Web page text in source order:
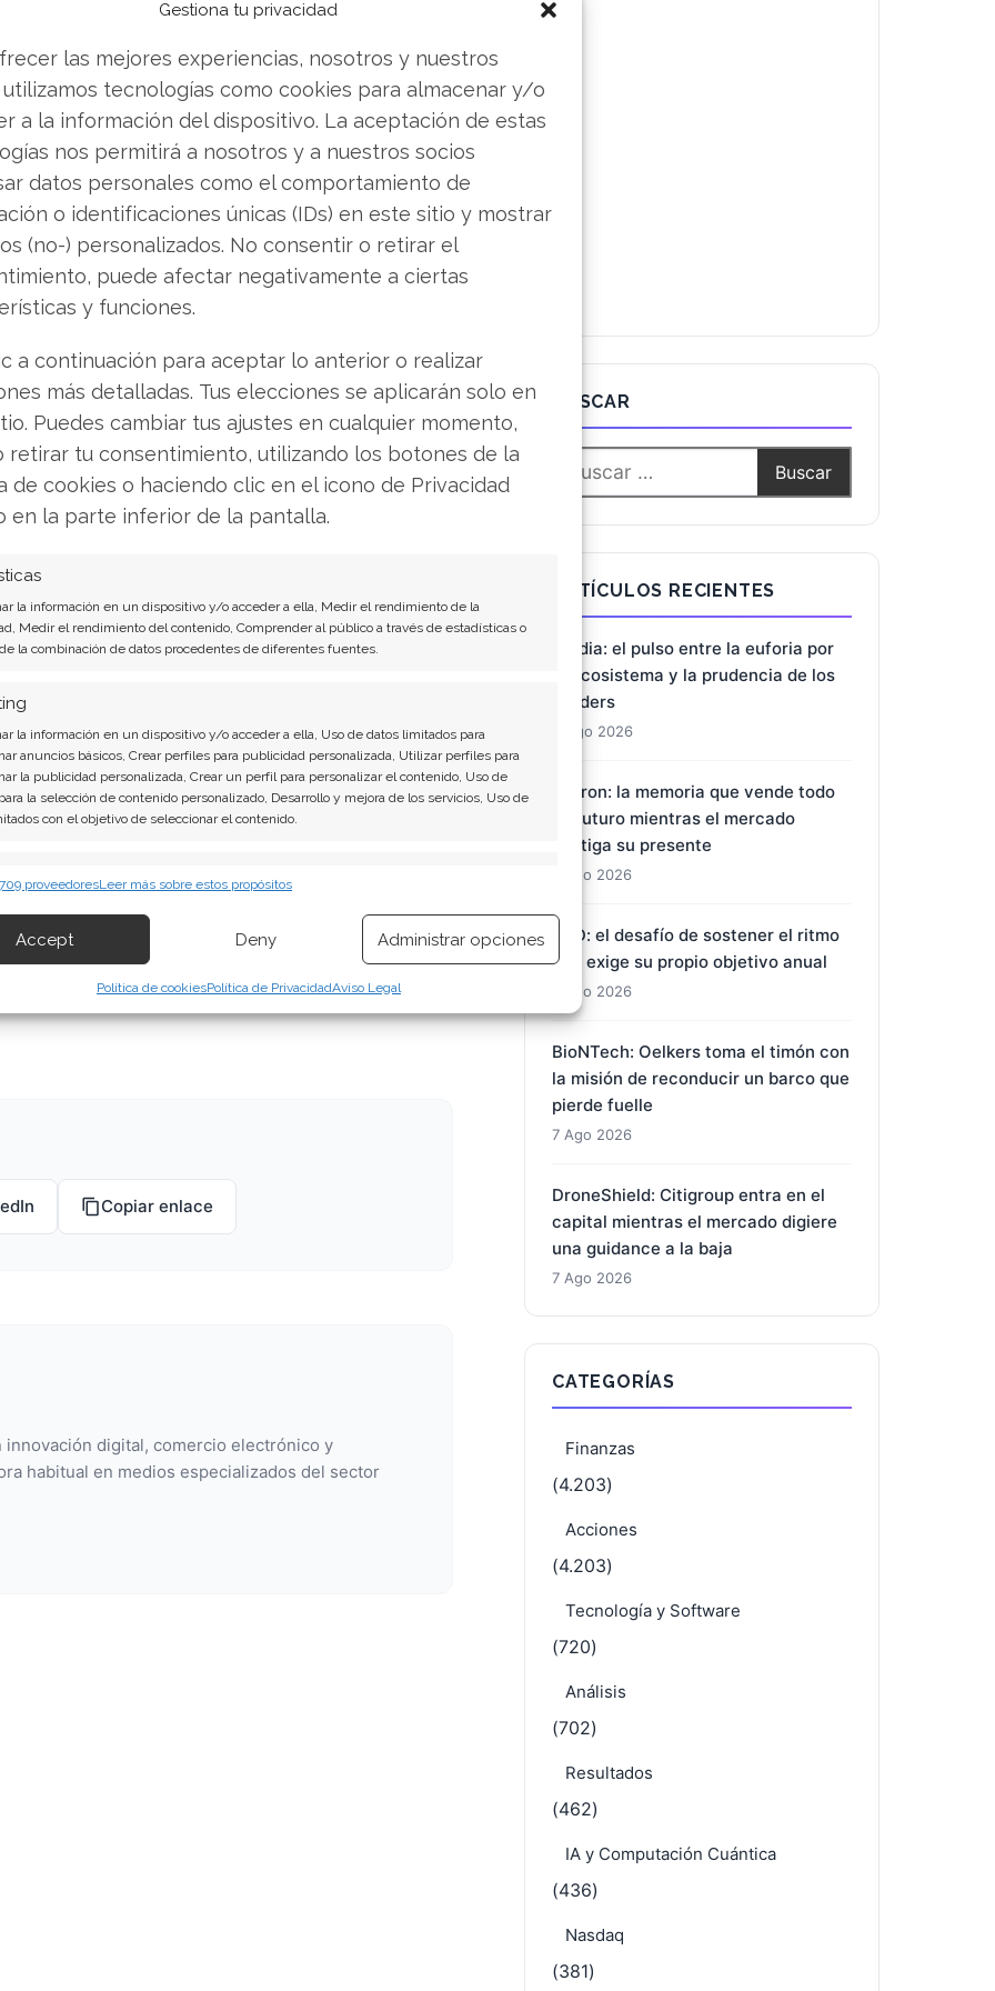
Gestiona tu privacidad
las mejores experiencias, nosotros y nuestros
tecnologías como cookies para almacenar y/o
a la información del dispositivo. La aceptación de estas
nos permitirá a nosotros y a nuestros socios
datos personales como el comportamiento de
o identificaciones únicas (IDs) en este sitio y mostrar
(no-) personalizados. No consentir o retirar el
puede afectar negativamente a ciertas
y funciones.
a continuación para aceptar lo anterior o realizar
más detalladas. Tus elecciones se aplicarán solo en
Puedes cambiar tus ajustes en cualquier momento,
retirar tu consentimiento, utilizando los botones de la
de cookies o haciendo clic en el icono de Privacidad
en la parte inferior de la pantalla.
la información en un dispositivo y/o acceder a ella, Medir el rendimiento de la
Medir el rendimiento del contenido, Comprender al público a través de estadísticas o
la combinación de datos procedentes de diferentes fuentes.
la información en un dispositivo y/o acceder a ella, Uso de datos limitados para
anuncios básicos, Crear perfiles para publicidad personalizada, Utilizar perfiles para
la publicidad personalizada, Crear un perfil para personalizar el contenido, Uso de
la selección de contenido personalizado, Desarrollo y mejora de los servicios, Uso de
con el objetivo de seleccionar el contenido.
transmitida de forma automática.
la seguridad, evitar y detectar fraudes, y eliminar
y presentar publicidad y contenido, Guardar y
Siempre activo
proveedoresLeer más sobre estos propósitos
Accept Deny Administrar opciones
Política de cookiesPolítica de PrivacidadAviso Legal
No obstante, el área de dispositivos
Además, la empresa ofreció cifras
por acción de 1,50 dólares y un
de una de sus operaciones
de Exact Sciences por un valor de 21.000
Abbott colocó con éxito una emisión de
de las mayores en su historia. El objetivo
a largo plazo.
en el comportamiento de su cotización. La
un 25% desde su máximo de los
su mínimo anual. A pesar de la considerable
la dirección mantiene su compromiso con los
con fecha de pago establecida para el
son contundentes: Acción inmediata
¿Merece la pena invertir o es
actual del 8 de agosto descubrirá
¡Lee más aquí!
Copiar enlace
digital, comercio electrónico y
habitual en medios especializados del sector
BUSCAR
ARTÍCULOS RECIENTES
Nvidia: el pulso entre la euforia por
el ecosistema y la prudencia de los
insiders
8 Ago 2026
Micron: la memoria que vende todo
su futuro mientras el mercado
castiga su presente
7 Ago 2026
BYD: el desafío de sostener el ritmo
que exige su propio objetivo anual
7 Ago 2026
BioNTech: Oelkers toma el timón con
la misión de reconducir un barco que
pierde fuelle
7 Ago 2026
DroneShield: Citigroup entra en el
capital mientras el mercado digiere
una guidance a la baja
7 Ago 2026
CATEGORÍAS
Finanzas
(4.203)
Acciones
(4.203)
Tecnología y Software
(720)
Análisis
(702)
Resultados
(462)
IA y Computación Cuántica
(436)
Nasdaq
(381)